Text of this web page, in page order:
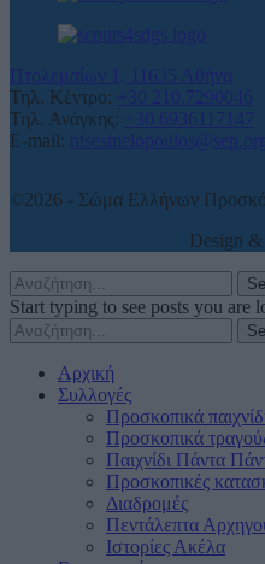
Πτολεμαίων 1, 11635 Αθήνα
Τηλ. Κέντρο:
+30 210.7290046
Τηλ. Ανάγκης:
+30 6936117147
E-mail:
©2026 - Σώμα Ελλήνων
Design
Start typing to see posts you are
Αρχική
Συλλογές
Προσκοπικά
Προσκοπικά
Παιχνίδι Πάντα
Προσκοπικές
Διαδρομές
Πεντάλεπτα
Ιστορίες Ακέλα